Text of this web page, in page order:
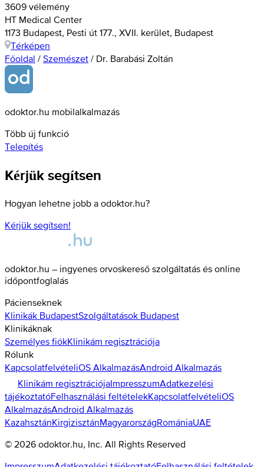
3609 vélemény
HT Medical Center
1173 Budapest, Pesti út 177., XVII. kerület, Budapest
Térképen
Főoldal / Szemészet / Dr. Barabási Zoltán
odoktor.hu mobilalkalmazás
Több új funkció
Telepítés
Kérjük segítsen
Hogyan lehetne jobb a odoktor.hu?
Kérjük segítsen!
odoktor.hu – ingyenes orvoskereső szolgáltatás és online
időpontfoglalás
Pácienseknek
Klinikák BudapestSzolgáltatások Budapest
Klinikáknak
Személyes fiókKlinikám regisztrációja
Rólunk
KapcsolatfelvételiOS AlkalmazásAndroid Alkalmazás
Klinikám regisztrációjaImpresszumAdatkezelési
tájékoztatóFelhasználási feltételekKapcsolatfelvételiOS
AlkalmazásAndroid Alkalmazás
KazahsztánKirgizisztánMagyarországRomániaUAE
© 2026 odoktor.hu, Inc. All Rights Reserved